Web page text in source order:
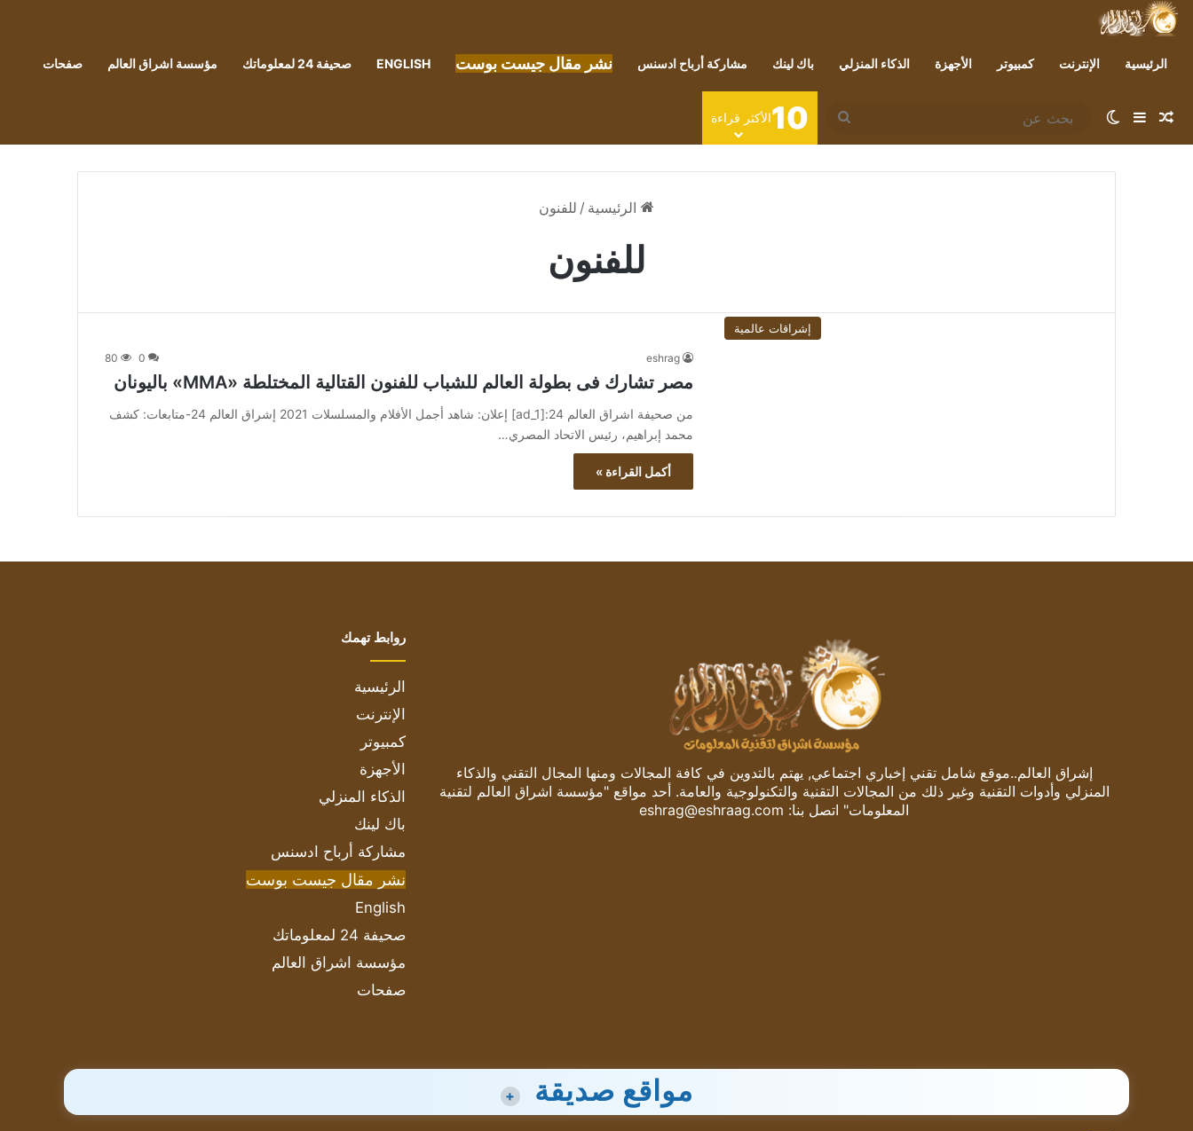
الرئيسية الإنترنت كمبيوتر الأجهزة الذكاء المنزلي باك لينك مشاركة أرباح ادسنس نشر مقال جيست بوست ENGLISH صحيفة 24 لمعلوماتك مؤسسة اشراق العالم صفحات
مقال عشوائي
إضافة عمود جانبي
الوضع المظلم
بحث
عن
10الأكثر قراءة
الرئيسية / للفنون
للفنون
إشراقات عالمية
eshrag
0
80
مصر تشارك فى بطولة العالم للشباب للفنون القتالية المختلطة «MMA» باليونان
من صحيفة اشراق العالم 24:[ad_1] إعلان: شاهد أجمل الأفلام والمسلسلات 2021 إشراق العالم 24-متابعات: كشف
محمد إبراهيم، رئيس الاتحاد المصري…
أكمل القراءة »
إشراق العالم..موقع شامل تقني إخباري اجتماعي, يهتم بالتدوين في كافة المجالات ومنها المجال التقني والذكاء
المنزلي وأدوات التقنية وغير ذلك من المجالات التقنية والتكنولوجية والعامة. أحد مواقع "مؤسسة اشراق العالم لتقنية
المعلومات" اتصل بنا: eshrag@eshraag.com
روابط تهمك
الرئيسية
الإنترنت
كمبيوتر
الأجهزة
الذكاء المنزلي
باك لينك
مشاركة أرباح ادسنس
نشر مقال جيست بوست
English
صحيفة 24 لمعلوماتك
مؤسسة اشراق العالم
صفحات
مواقع صديقة +